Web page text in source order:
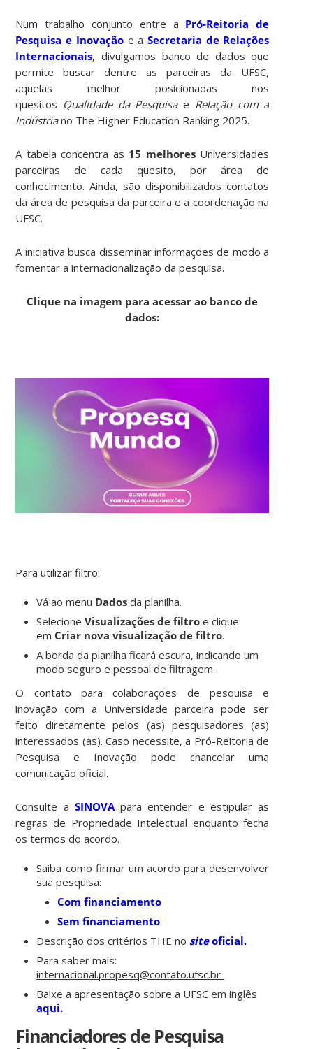
Num trabalho conjunto entre a Pró-Reitoria de
Pesquisa e Inovação e a Secretaria de Relações
Internacionais, divulgamos banco de dados que
permite buscar dentre as parceiras da UFSC,
aquelas melhor posicionadas nos
quesitos Qualidade da Pesquisae Relação com a
Indústriano The Higher Education Ranking 2025.
A tabela concentra as 15 melhoresUniversidades
parceiras de cada quesito, por área de
conhecimento. Ainda, são disponibilizados contatos
da área de pesquisa da parceira e a coordenação na
UFSC.
A iniciativa busca disseminar informações de modo a
fomentar a internacionalização da pesquisa.
Clique na imagem para acessar ao banco de
dados:
Para utilizar filtro:
Vá ao menu Dadosda planilha.
SelecioneVisualizações de filtro e clique
em Criar nova visualização de filtro.
A borda da planilha ficará escura, indicando um
modo seguro e pessoal de filtragem.
O contato para colaborações de pesquisa e
inovação com a Universidade parceira pode ser
feito diretamente pelos (as) pesquisadores (as)
interessados (as). Caso necessite, a Pró-Reitoria de
Pesquisa e Inovação pode chancelar uma
comunicação oficial.
Consulte a SINOVApara entender e estipular as
regras de Propriedade Intelectual enquanto fecha
os termos do acordo.
Saiba como firmar um acordo para desenvolver
sua pesquisa:
Com financiamento
Sem financiamento
Descrição dos critérios THE no siteoficial.
Para saber mais:
internacional.propesq@contato.ufsc.br
Baixe a apresentação sobre a UFSC em inglês
aqui.
Financiadores de Pesquisa